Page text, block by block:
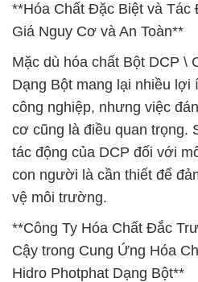
**Hóa Chất Đặc Biệt và Tác
Giá Nguy Cơ và An Toàn**
Mặc dù hóa chất Bột DCP \
Dạng Bột mang lại nhiều lợi
công nghiệp, nhưng việc
cơ cũng là điều quan trọng.
tác động của DCP đối với
con người là cần thiết để
vệ môi trường.
**Công Ty Hóa Chất Đắc
Cậy trong Cung Ứng Hóa
Hidro Photphat Dạng Bột**